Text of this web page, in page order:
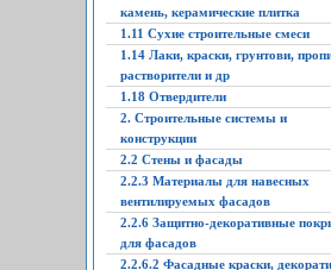
камень, керамические плитка
1.11 Сухие строительные смеси
1.14 Лаки, краски, грунтови,
растворители и др
1.18 Отвердители
2. Строительные системы и
конструкции
2.2 Стены и фасады
2.2.3 Материалы для навесных
вентилируемых фасадов
2.2.6 Защитно-декоративные
для фасадов
2.2.6.2 Фасадные краски,